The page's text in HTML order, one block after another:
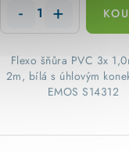
Flexo šňůra PVC 3x
2m, bílá s úhlovým
EMOS S14312